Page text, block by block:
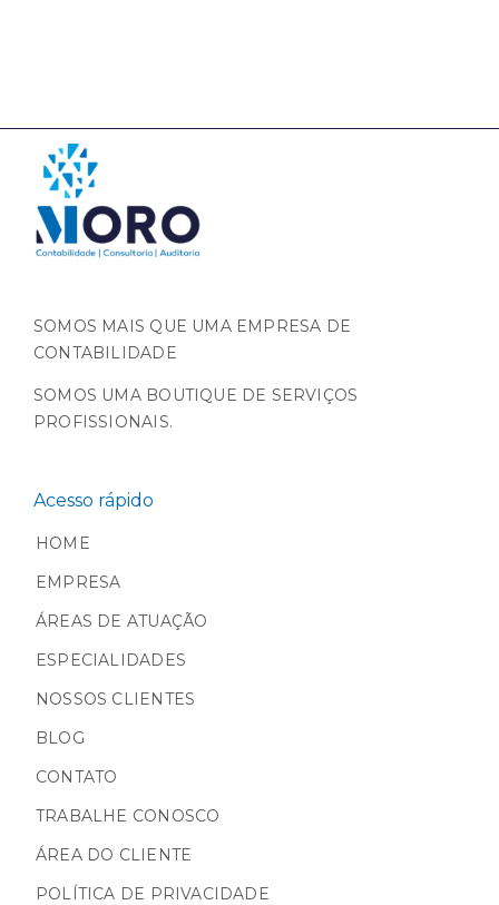
SOMOS MAIS QUE UMA EMPRESA DE
CONTABILIDADE
SOMOS UMA BOUTIQUE DE SERVIÇOS
PROFISSIONAIS.
Acesso rápido
HOME
EMPRESA
ÁREAS DE ATUAÇÃO
ESPECIALIDADES
NOSSOS CLIENTES
BLOG
CONTATO
TRABALHE CONOSCO
ÁREA DO CLIENTE
POLÍTICA DE PRIVACIDADE